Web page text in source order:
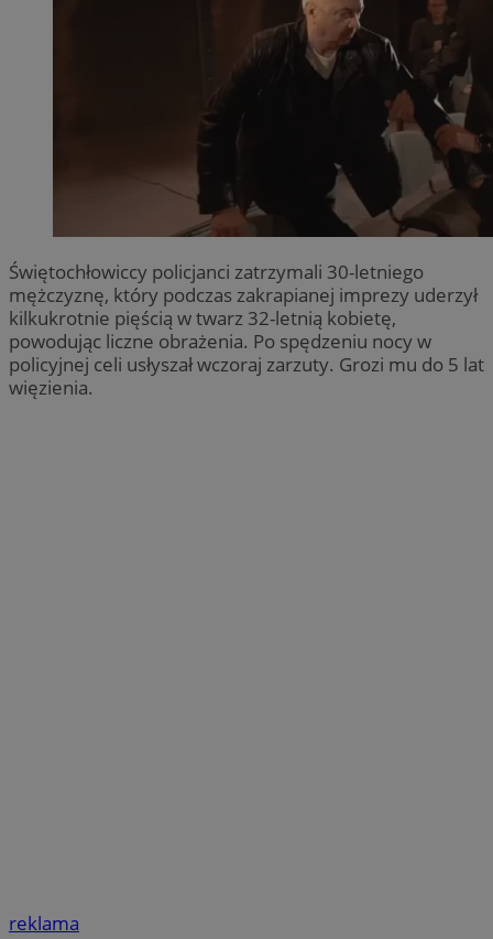
Świętochłowiccy policjanci zatrzymali 30-letniego
mężczyznę, który podczas zakrapianej imprezy uderzył
kilkukrotnie pięścią w twarz 32-letnią kobietę,
powodując liczne obrażenia. Po spędzeniu nocy w
policyjnej celi usłyszał wczoraj zarzuty. Grozi mu do 5 lat
więzienia.
reklama